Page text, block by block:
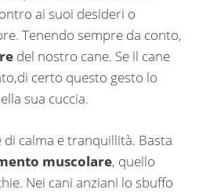
ai suoi desideri o
Tenendo sempre da conto,
del nostro cane. Se il cane
certo questo gesto lo
sua cuccia.
calma e tranquillità. Basta
muscolare, quello
Nei cani anziani lo sbuffo